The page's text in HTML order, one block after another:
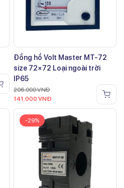
Đồng hồ Volt Master MT-72
size 72×72 Loại ngoài trời
IP65
206.000VNĐ
141.000 VNĐ
-29%